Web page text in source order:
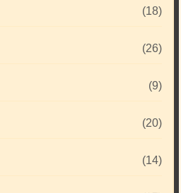
(18)
(26)
(9)
(20)
(14)